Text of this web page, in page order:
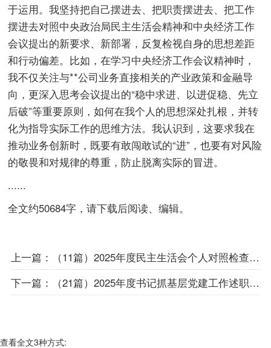
于运用。我坚持把自己摆进去、把职责摆进去、把工作
摆进去对照中央政治局民主生活会精神和中央经济工作
会议提出的新要求、新部署，反复检视自身的思想差距
和行动偏差。比如，在学习中央经济工作会议精神时，
我不仅关注与**公司业务直接相关的产业政策和金融导
向，更深入思考会议提出的“稳中求进、以进促稳、先立
后破”等重要原则，如何在我个人的思想深处扎根，并转
化为指导实际工作的思维方法。我认识到，这要求我在
推动业务创新时，既要有敢闯敢试的“进”，也要有对风险
的敬畏和对规律的尊重，防止脱离实际的冒进。
......
全文约50684字，请下载后阅读、编辑。
上一篇：
（11篇）2025年度民主生活会个人对照检查材料汇编
下一篇：
（21篇）2025年度书记抓基层党建工作述职汇编
查看全文3种方式: